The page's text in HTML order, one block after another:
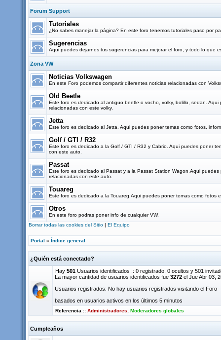
Forum Support
Tutoriales
¿No sabes manejar la página? En este foro tenemos tutoriales paso por
Sugerencias
Aqui puedes dejarnos tus sugerencias para mejorar el foro, y todo lo que
Zona VW
Noticias Volkswagen
En este Foro podemos compartir diferentes noticias relacionadas con
Old Beetle
Este foro es dedicado al antiguo beetle o vocho, volky, bolillo, sedan.
relacionadas con este volky.
Jetta
Este foro es dedicado al Jetta. Aqui puedes poner temas como fotos,
Golf / GTI / R32
Este foro es dedicado a la Golf / GTI / R32 y Cabrio. Aqui puedes poner
con este auto.
Passat
Este foro es dedicado al Passat y a la Passat Station Wagon.Aqui
relacionadas con este auto.
Touareg
Este foro es dedicado a la Touareg.Aqui puedes poner temas como fotos
Otros
En este foro podras poner info de cualquier VW.
Borrar todas las cookies del Sitio | El Equipo
Portal » Índice general
¿Quién está conectado?
Hay 501 Usuarios identificados :: 0 registrado, 0 ocultos y 501
La mayor cantidad de usuarios identificados fue 3272 el Jue Abr 03,
Usuarios registrados: No hay usuarios registrados visitando el Foro
basados en usuarios activos en los últimos 5 minutos
Referencia :: Administradores Moderadores globales
Cumpleaños